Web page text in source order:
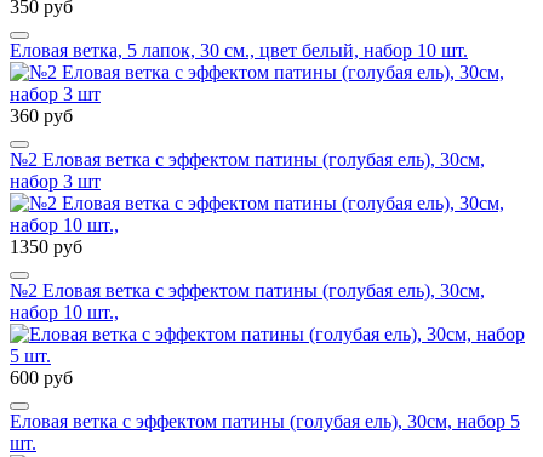
350 руб
Еловая ветка, 5 лапок, 30 см., цвет белый, набор 10 шт.
360 руб
№2 Еловая ветка с эффектом патины (голубая ель), 30см,
набор 3 шт
1350 руб
№2 Еловая ветка с эффектом патины (голубая ель), 30см,
набор 10 шт.,
600 руб
Еловая ветка с эффектом патины (голубая ель), 30см, набор 5
шт.